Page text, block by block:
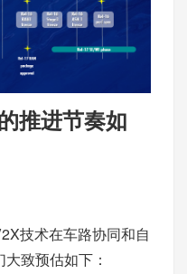
推进节奏如
技术在车路协同和自
致预估如下：